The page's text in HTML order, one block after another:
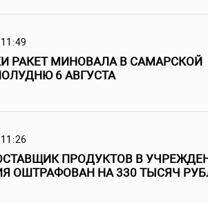
РАКЕТ МИНОВАЛА В САМАРСКОЙ
6 АВГУСТА
ПРОДУКТОВ В
ОШТРАФОВАН НА 330 ТЫСЯЧ